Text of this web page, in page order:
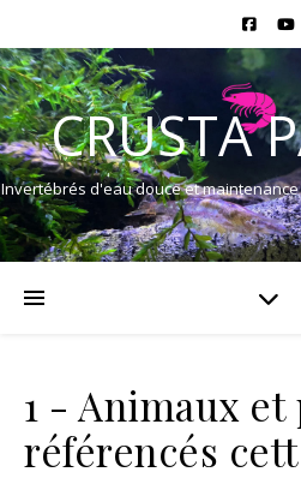
CRUSTA
Invertébrés d'eau douce et maintenance
1 - Animaux
référencés